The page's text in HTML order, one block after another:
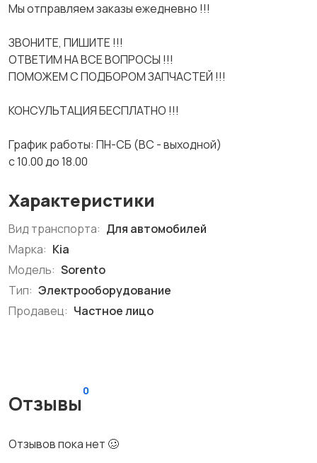
Мы отправляем заказы ежедневно !!!
ЗВОНИТЕ, ПИШИТЕ !!!
ОТВЕТИМ НА ВСЕ ВОПРОСЫ !!!
ПОМОЖЕМ С ПОДБОРОМ ЗАПЧАСТЕЙ !!!
КОНСУЛЬТАЦИЯ БЕСПЛАТНО !!!
График работы: ПН-СБ (ВС - выходной)
с 10.00 до 18.00
Характеристики
Вид транспорта: Для автомобилей
Марка: Kia
Модель: Sorento
Тип: Электрооборудование
Продавец: Частное лицо
Отзывы
0
Отзывов пока нет 🥴